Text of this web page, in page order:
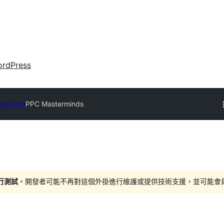
PPC Masterminds
測試 。開發者可能不再對這個外掛進行維護或提供技術支援，並可能